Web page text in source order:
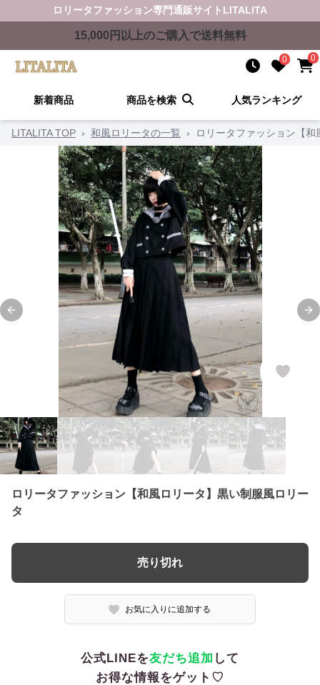
ロリータファッション専門通販サイト LITALITA
15,000 円以上のご購入で送料無料
0 0
新着商品 商品を検索 人気ランキング
LITALITA TOP › 和風ロリータの一覧 › ロリータファッション【
Previous slide
ロリータファッション【和風ロリータ】黒い制服風ロリー
タ
売り切れ
お気に入りに追加する
公式LINEを友だち追加 して
お得な情報をゲット♡